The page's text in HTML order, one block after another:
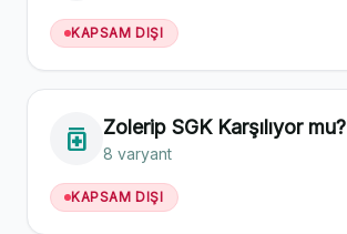
KAPSAM DIŞI
medication Zolerip SGK Karşılıyor mu?
8 varyant
KAPSAM DIŞI